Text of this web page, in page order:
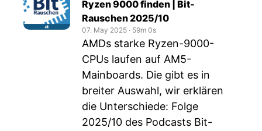
Ryzen 9000 finden | Bit-
Rauschen 2025/10
07. May 2025 ‧ 59m 0s
AMDs starke Ryzen-9000-
CPUs laufen auf AM5-
Mainboards. Die gibt es in
breiter Auswahl, wir erklären
die Unterschiede: Folge
2025/10 des Podcasts Bit-